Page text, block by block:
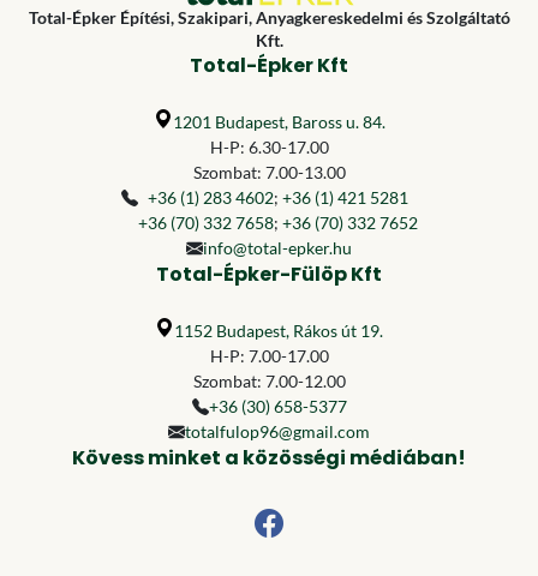
Total-Épker Építési, Szakipari, Anyagkereskedelmi és Szolgáltató
Kft.
Total-Épker Kft
1201 Budapest, Baross u. 84.
H-P: 6.30-17.00
Szombat: 7.00-13.00
+36 (1) 283 4602; +36 (1) 421 5281
+36 (70) 332 7658; +36 (70) 332 7652
info@total-epker.hu
Total-Épker-Fülöp Kft
1152 Budapest, Rákos út 19.
H-P: 7.00-17.00
Szombat: 7.00-12.00
+36 (30) 658-5377
totalfulop96@gmail.com
Kövess minket a közösségi médiában!